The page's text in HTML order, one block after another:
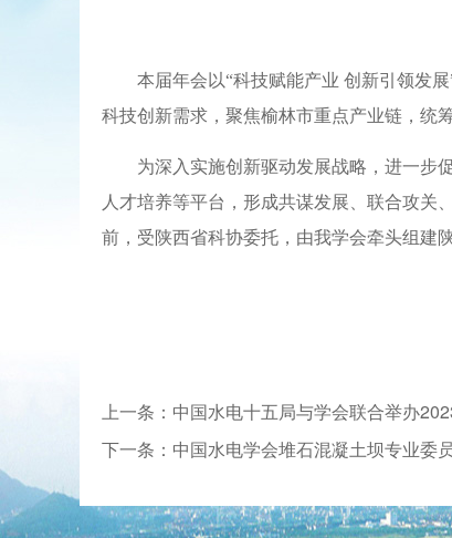
本届年会以“科技赋能产业 创新引领发
科技创新需求，聚焦榆林市重点产业链，统
为深入实施创新驱动发展战略，进一步
人才培养等平台，形成共谋发展、联合攻关
前，受陕西省科协委托，由我学会牵头组建
上一条：中国水电十五局与学会联合举办
下一条：中国水电学会堆石混凝土坝专业委